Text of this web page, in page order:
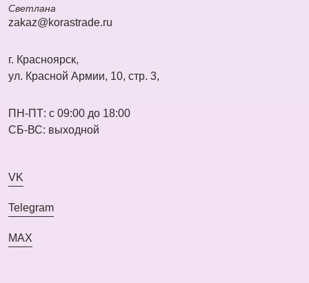
Светлана
zakaz@korastrade.ru
г. Красноярск,
ул. Красной Армии, 10, стр. 3,
ПН-ПТ: с 09:00 до 18:00
СБ-ВС: выходной
VK
Telegram
MAX